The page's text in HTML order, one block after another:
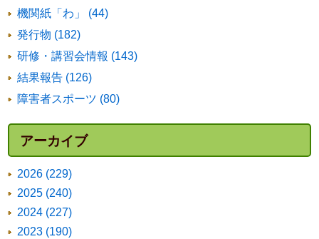
機関紙「わ」 (44)
発行物 (182)
研修・講習会情報 (143)
結果報告 (126)
障害者スポーツ (80)
アーカイブ
2026 (229)
2025 (240)
2024 (227)
2023 (190)